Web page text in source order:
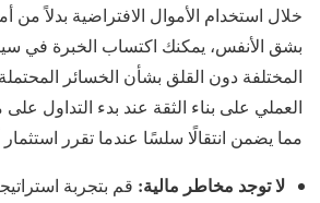
خلال استخدام الأموال الافتراضية بدلاً من
بشق الأنفس، يمكنك اكتساب الخبرة في
المختلفة دون القلق بشأن الخسائر
مما يضمن انتقالًا سلسًا عندما تقرر
لا توجد مخاطر مالية: قم بتجربة